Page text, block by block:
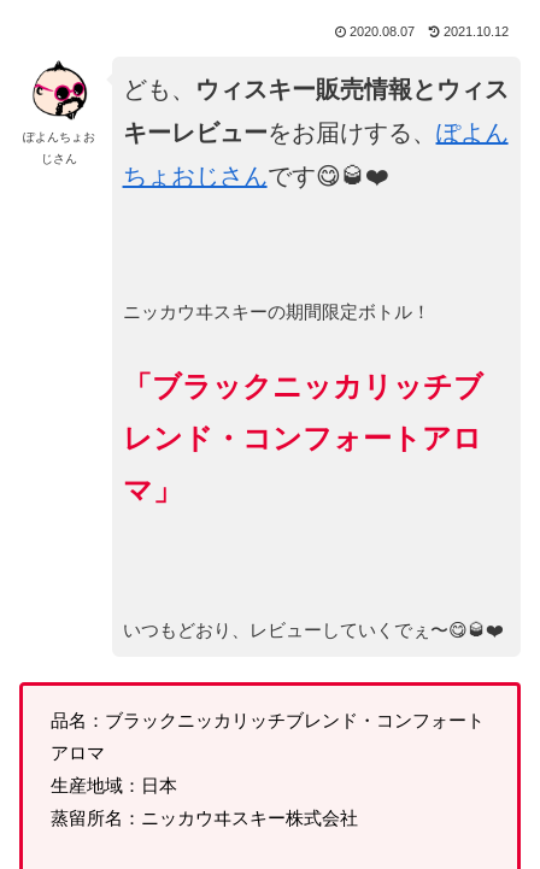
2020.08.07 2021.10.12
ぽよんちょお
じさん
ども、
ウィスキー販売情報とウィス
キーレビューをお届けする、 ぽよん
ちょおじさんです😋🥃❤️
ニッカウヰスキーの期間限定ボトル！
「ブラックニッカリッチブ
レンド・コンフォートアロ
マ」
いつもどおり、レビューしていくでぇ〜😋🥃❤️
品名：ブラックニッカリッチブレンド・コンフォート
アロマ
生産地域：日本
蒸留所名：ニッカウヰスキー株式会社